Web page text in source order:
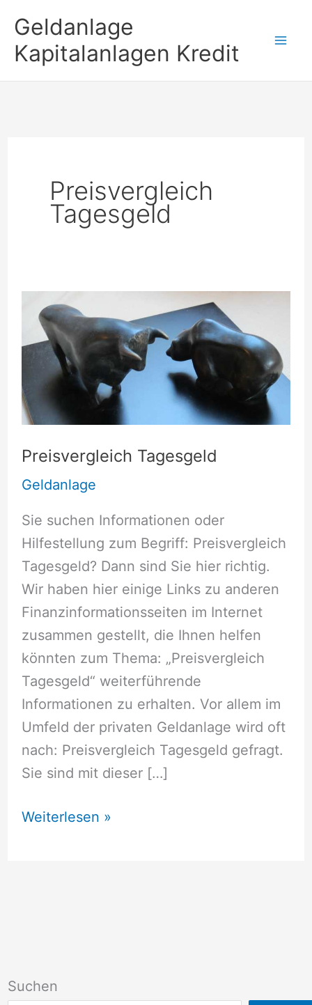
Inhalt
springen
Geldanlage
Kapitalanlagen Kredit
Suchen
Preisvergleich
Tagesgeld
Preisvergleich Tagesgeld
Geldanlage
Sie suchen Informationen oder
Hilfestellung zum Begriff: Preisvergleich
Tagesgeld? Dann sind Sie hier richtig.
Wir haben hier einige Links zu anderen
Finanzinformationsseiten im Internet
zusammen gestellt, die Ihnen helfen
könnten zum Thema: „Preisvergleich
Tagesgeld“ weiterführende
Informationen zu erhalten. Vor allem im
Umfeld der privaten Geldanlage wird oft
nach: Preisvergleich Tagesgeld gefragt.
Sie sind mit dieser […]
Preisvergleich
Weiterlesen »